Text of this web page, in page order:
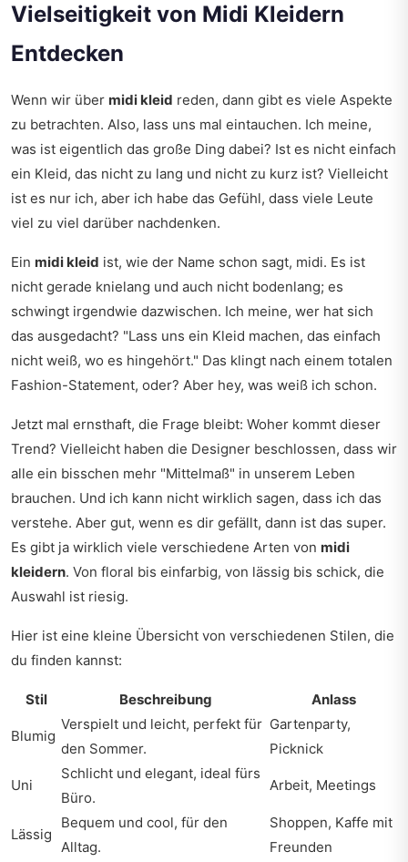
Vielseitigkeit von Midi Kleidern
Entdecken
Wenn wir über midi kleid reden, dann gibt es viele Aspekte
zu betrachten. Also, lass uns mal eintauchen. Ich meine,
was ist eigentlich das große Ding dabei? Ist es nicht einfach
ein Kleid, das nicht zu lang und nicht zu kurz ist? Vielleicht
ist es nur ich, aber ich habe das Gefühl, dass viele Leute
viel zu viel darüber nachdenken.
Ein midi kleid ist, wie der Name schon sagt, midi. Es ist
nicht gerade knielang und auch nicht bodenlang; es
schwingt irgendwie dazwischen. Ich meine, wer hat sich
das ausgedacht? "Lass uns ein Kleid machen, das einfach
nicht weiß, wo es hingehört." Das klingt nach einem totalen
Fashion-Statement, oder? Aber hey, was weiß ich schon.
Jetzt mal ernsthaft, die Frage bleibt: Woher kommt dieser
Trend? Vielleicht haben die Designer beschlossen, dass wir
alle ein bisschen mehr "Mittelmaß" in unserem Leben
brauchen. Und ich kann nicht wirklich sagen, dass ich das
verstehe. Aber gut, wenn es dir gefällt, dann ist das super.
Es gibt ja wirklich viele verschiedene Arten von midi
kleidern. Von floral bis einfarbig, von lässig bis schick, die
Auswahl ist riesig.
Hier ist eine kleine Übersicht von verschiedenen Stilen, die
du finden kannst:
Stil Beschreibung Anlass
Blumig
Verspielt und leicht, perfekt für
den Sommer.
Gartenparty,
Picknick
Uni
Schlicht und elegant, ideal fürs
Büro.
Arbeit, Meetings
Lässig
Bequem und cool, für den
Alltag.
Shoppen, Kaffe mit
Freunden